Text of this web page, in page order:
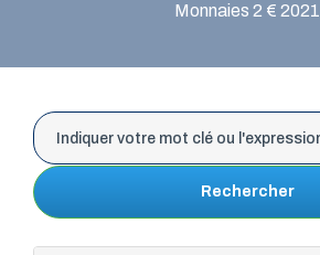
Monnaies 2 € 2021
Rechercher